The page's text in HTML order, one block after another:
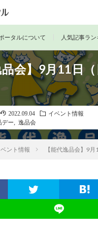
ータルについて 人気記事ラ
品会】9月11日
2022.09.04
イベント情報
デー 逸品会
ント情報 【能代逸品会】9